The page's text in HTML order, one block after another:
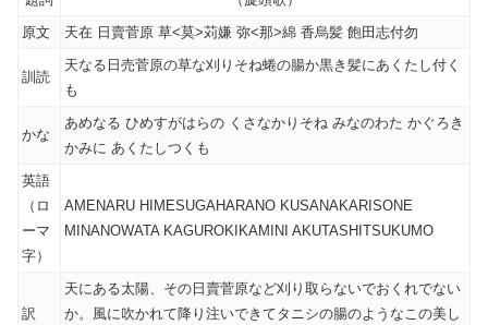
原文
天在 日賣菅原 草<莫>苅嫌 弥<那>綿 香烏髪 飽田志付勿
訓読
天なる日売菅原の草な刈りそね蜷の腸か黒き髪にあくたし付く
も
かな
あめなる ひめすがはらの くさなかりそね みなのわた かぐろき
かみに あくたしつくも
英語
（ロ
ーマ
字）
AMENARU HIMESUGAHARANO KUSANAKARISONE
MINANOWATA KAGUROKIKAMINI AKUTASHITSUKUMO
訳
天にある太陽、その日賣菅原など刈り取らないでおくれでない
か。風に吹かれて降り注いできてタニシの腸のようなこの美し